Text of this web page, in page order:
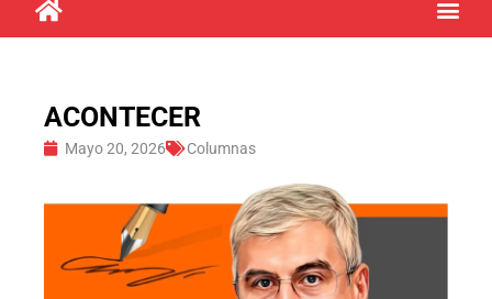
ACONTECER
Mayo 20, 2026 Columnas